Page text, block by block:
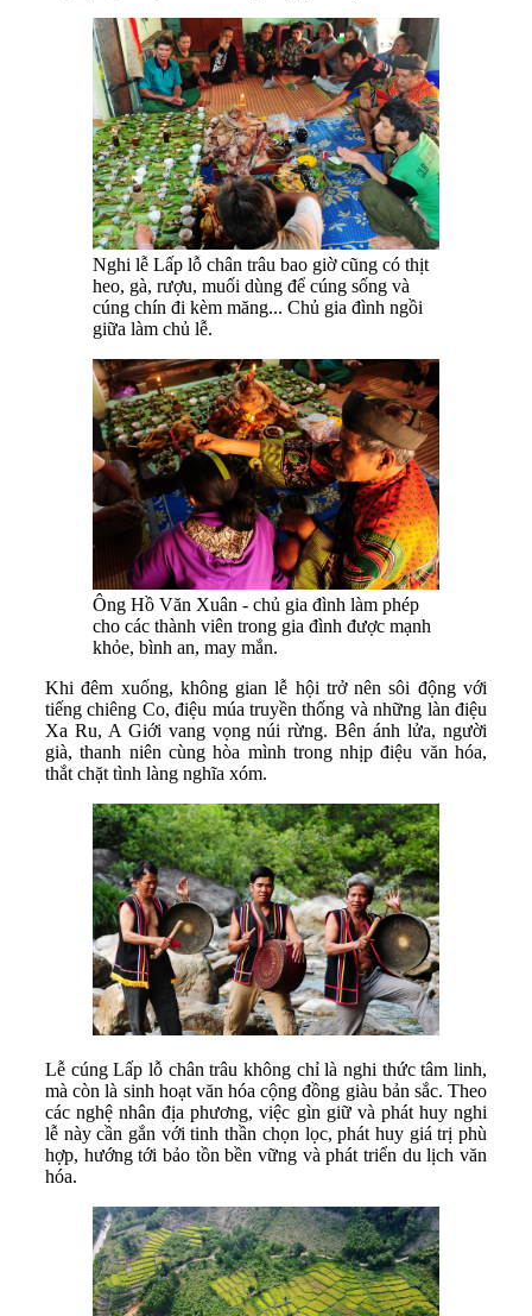
Nghi lễ Lấp lỗ chân trâu bao giờ cũng có thịt
heo, gà, rượu, muối dùng để cúng sống và
cúng chín đi kèm măng... Chủ gia đình ngồi
giữa làm chủ lễ.
Ông Hồ Văn Xuân - chủ gia đình làm phép
cho các thành viên trong gia đình được mạnh
khỏe, bình an, may mắn.
Khi đêm xuống, không gian lễ hội trở nên sôi động với
tiếng chiêng Co, điệu múa truyền thống và những làn điệu
Xa Ru, A Giới vang vọng núi rừng. Bên ánh lửa, người
già, thanh niên cùng hòa mình trong nhịp điệu văn hóa,
thắt chặt tình làng nghĩa xóm.
Lễ cúng Lấp lỗ chân trâu không chỉ là nghi thức tâm linh,
mà còn là sinh hoạt văn hóa cộng đồng giàu bản sắc. Theo
các nghệ nhân địa phương, việc gìn giữ và phát huy nghi
lễ này cần gắn với tinh thần chọn lọc, phát huy giá trị phù
hợp, hướng tới bảo tồn bền vững và phát triển du lịch văn
hóa.